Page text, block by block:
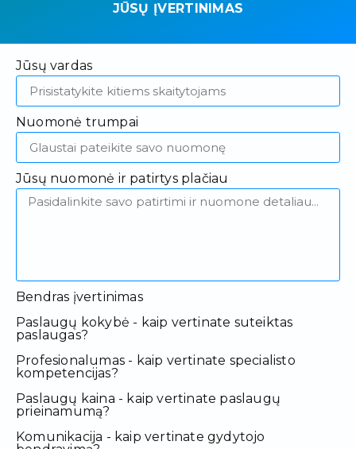
JŪSŲ ĮVERTINIMAS
Jūsų vardas
Nuomonė trumpai
Jūsų nuomonė ir patirtys plačiau
Bendras įvertinimas
Paslaugų kokybė - kaip vertinate suteiktas
paslaugas?
Profesionalumas - kaip vertinate specialisto
kompetencijas?
Paslaugų kaina - kaip vertinate paslaugų
prieinamumą?
Komunikacija - kaip vertinate gydytojo